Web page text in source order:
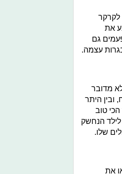
לקרקר
את
ולפעמים גם
עצמה.
מדובר
היתר
טוב
לילד הנחשק
שלו.
את